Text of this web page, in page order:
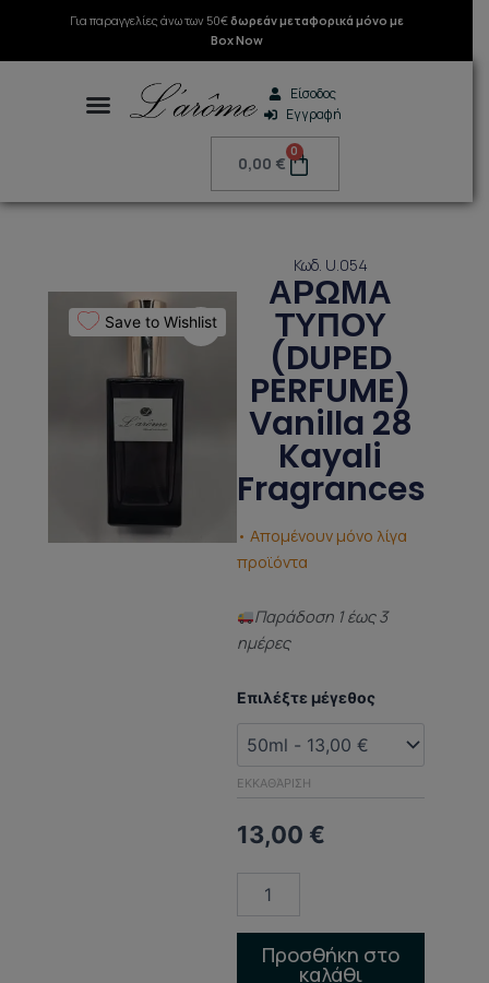
Μετάβαση
περιεχόμενο
Για παραγγελίες άνω των 50€δωρεάν μεταφορικά μόνο με
Box Now
Είσοδος
Εγγραφή
0,00 €
0
Cart
Κωδ. U.054
ΑΡΩΜΑ
ΤΥΠΟΥ
(DUPED
PERFUME)
Vanilla 28
Kayali
Fragrances
• Απομένουν μόνο λίγα
προϊόντα
Παράδoση 1 έως 3
ημέρες
Επιλέξτε μέγεθος
ΕΚΚΑΘΆΡΙΣΗ
13,00 €
ΑΡΩΜΑ
(DUPED
PERFUME)
Vanilla
Kayali
Fragrances
Προσθήκη στο
καλάθι
Save to Wishlist